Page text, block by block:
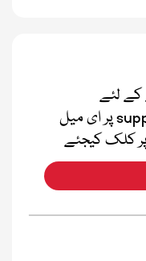
کے لئے
support@dawateislami.net پر ای میل
کلک کیجئے